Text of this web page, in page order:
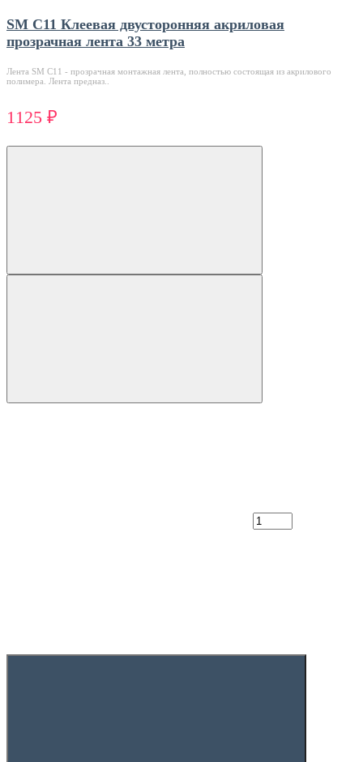
SM C11 Клеевая двусторонняя акриловая
прозрачная лента 33 метра
Лента SM C11 - прозрачная монтажная лента, полностью состоящая из акрилового
полимера. Лента предназ..
1125 ₽